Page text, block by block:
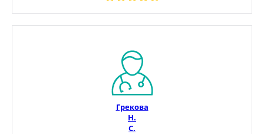
Грекова
Н.
С.